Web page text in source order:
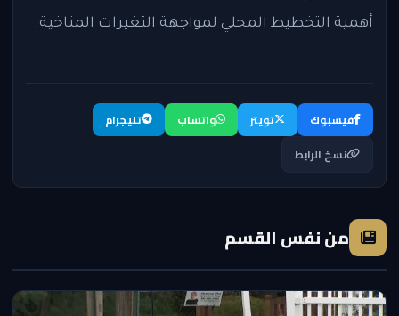
أهمية التخطيط المحلي لمواجهة التغيرات المناخية.
فيسبوك تويتر واتساب
تليجرام
نسخ الرابط
من نفس القسم